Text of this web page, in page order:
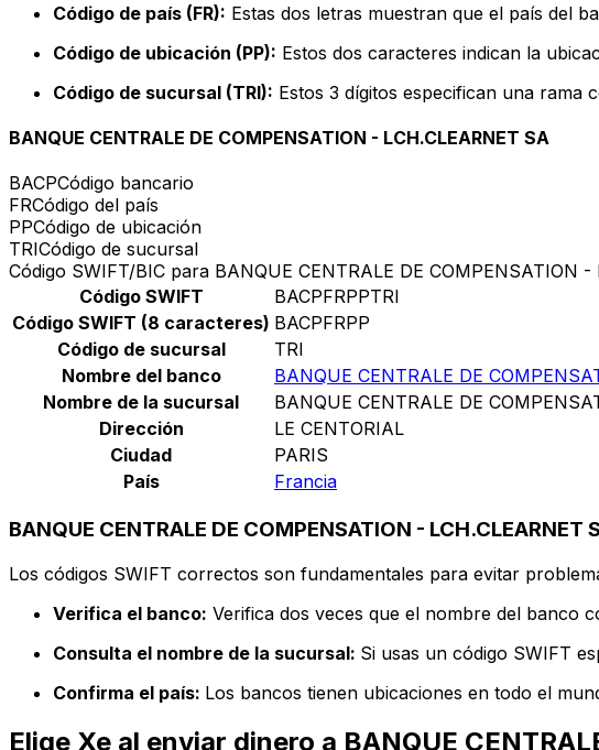
Código de país (FR): Estas dos letras muestran que el país del
Código de ubicación (PP): Estos dos caracteres indican la
Código de sucursal (TRI): Estos 3 dígitos especifican una rama
BANQUE CENTRALE DE COMPENSATION - LCH.CLEARNET SA
BACPCódigo bancario
FRCódigo del país
PPCódigo de ubicación
TRICódigo de sucursal
Código SWIFT/BIC para BANQUE CENTRALE DE COMPENSATION -
Código SWIFT
BACPFRPPTRI
Código SWIFT (8 caracteres) BACPFRPP
Código de sucursal
TRI
Nombre del banco
BANQUE CENTRALE DE
Nombre de la sucursal
BANQUE CENTRALE DE
Dirección
LE CENTORIAL
Ciudad
PARIS
País
Francia
BANQUE CENTRALE DE COMPENSATION -
Los códigos SWIFT correctos son fundamentales para evitar
Verifica el banco: Verifica dos veces que el nombre del banco
Consulta el nombre de la sucursal: Si usas un código SWIFT
Confirma el país: Los bancos tienen ubicaciones en todo el
Elige Xe al enviar dinero a BANQUE